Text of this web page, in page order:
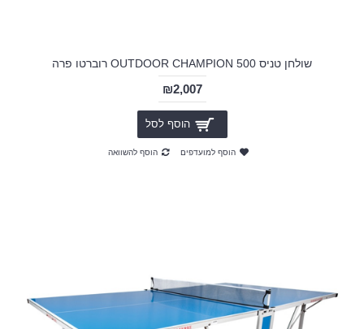
שולחן טניס OUTDOOR CHAMPION 500 רוברטו פרה
₪2,007
הוסף לסל
הוסף למועדפים הוסף להשוואה